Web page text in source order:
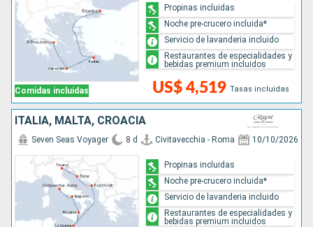
Comidas incluidas US$ 4,519 Tasas incluidas
Propinas incluidas
Noche pre-crucero incluida*
Servicio de lavanderia incluido
Restaurantes de especialidades y
bebidas premium incluidos
ITALIA, MALTA, CROACIA
Seven Seas Voyager 8 d Civitavecchia - Roma 10/10/2026
Propinas incluidas
Noche pre-crucero incluida*
Servicio de lavanderia incluido
Restaurantes de especialidades y
bebidas premium incluidos